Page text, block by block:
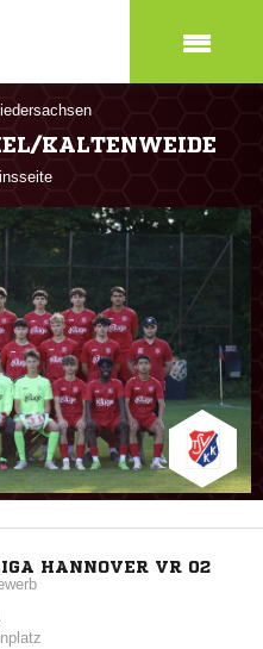
KALTENWEIDE
HANNOVER VR 02